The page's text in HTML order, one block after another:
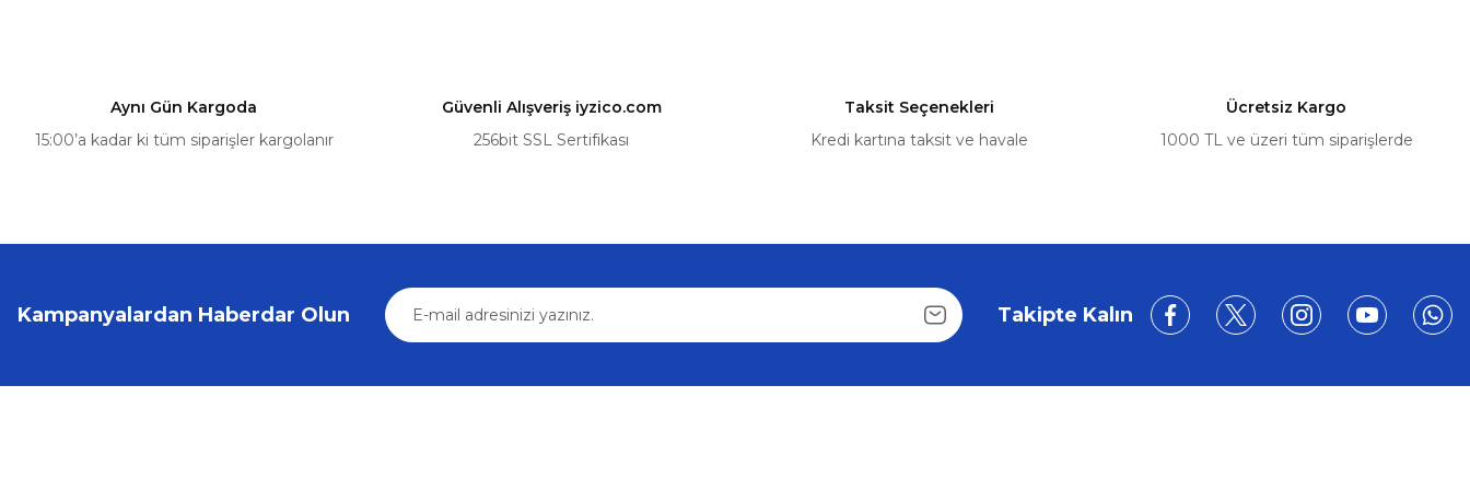
Sepete Ekle
Aynı Gün Kargoda
15:00’a kadar ki tüm siparişler kargolanır
Güvenli Alışveriş iyzico.com
256bit SSL Sertifikası
Taksit Seçenekleri
Kredi kartına taksit ve havale
Ücretsiz Kargo
1000 TL ve üzeri tüm siparişlerde
Kampanyalardan Haberdar Olun Takipte Kalın